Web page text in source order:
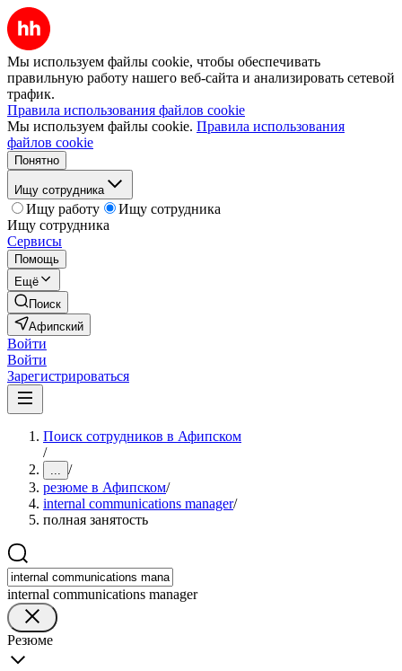
Мы используем файлы cookie, чтобы обеспечивать
правильную работу нашего веб-сайта и анализировать сетевой
трафик.
Правила использования файлов cookie
Мы используем файлы cookie. Правила использования
файлов cookie
Понятно
Ищу сотрудника
Ищу работу
Ищу сотрудника
Ищу сотрудника
Сервисы
Помощь
Ещё
Поиск
Афипский
Войти
Войти
Зарегистрироваться
Поиск сотрудников в Афипском
/
... /
резюме в Афипском/
internal communications manager/
полная занятость
internal communications manager
Резюме